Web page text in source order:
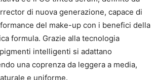
di nuova generazione, capace di
del make-up con i benefici della
formula. Grazie alla tecnologia
intelligenti si adattano
una coprenza da leggera a media,
e uniforme.